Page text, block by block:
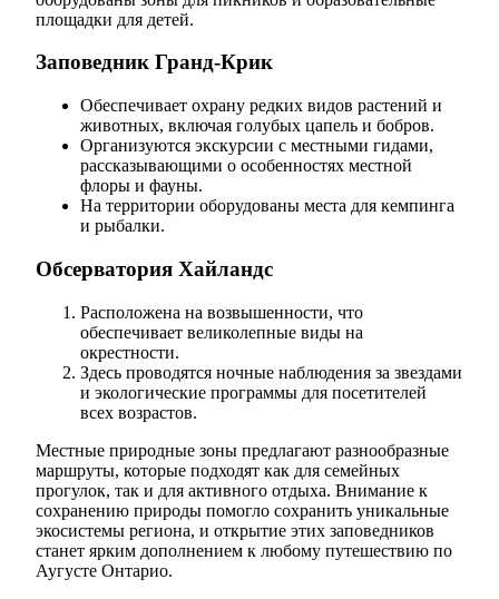
площадки для детей.
Заповедник Гранд-Крик
Обеспечивает охрану редких видов растений и
животных, включая голубых цапель и бобров.
Организуются экскурсии с местными гидами,
рассказывающими о особенностях местной
флоры и фауны.
На территории оборудованы места для кемпинга
и рыбалки.
Обсерватория Хайландс
Расположена на возвышенности, что
обеспечивает великолепные виды на
окрестности.
Здесь проводятся ночные наблюдения за звездами
и экологические программы для посетителей
всех возрастов.
Местные природные зоны предлагают разнообразные
маршруты, которые подходят как для семейных
прогулок, так и для активного отдыха. Внимание к
сохранению природы помогло сохранить уникальные
экосистемы региона, и открытие этих заповедников
станет ярким дополнением к любому путешествию по
Аугусте Онтарио.